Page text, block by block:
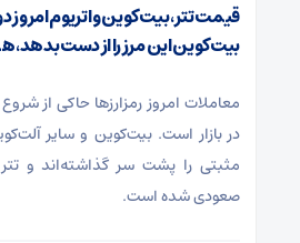
بیت‌کوین این مرز را از دست
معاملات امروز رمزارز‌ها حاکی از
در بازار است. بیت‌کوین و سایر
مثبتی را پشت سر گذاشته‌اند و تتر
صعودی شده است.